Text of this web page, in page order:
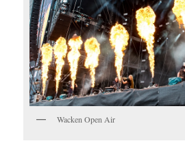
Wacken Open Air